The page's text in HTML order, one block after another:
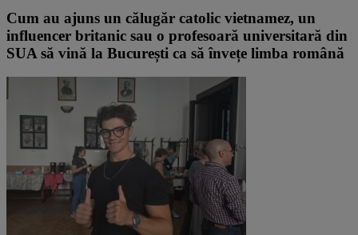
Cum au ajuns un călugăr catolic vietnamez, un
influencer britanic sau o profesoară universitară din
SUA să vină la București ca să învețe limba română